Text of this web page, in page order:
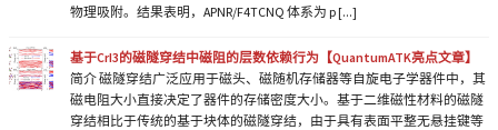
物理吸附。结果表明，APNR/F4TCNQ 体系为 p [...]
基于CrI3的磁隧穿结中磁阻的层数依赖行为【QuantumATK亮点文章】
简介 磁隧穿结广泛应用于磁头、磁随机存储器等自旋电子学器件中，其
磁电阻大小直接决定了器件的存储密度大小。基于二维磁性材料的磁隧
穿结相比于传统的基于块体的磁隧穿结，由于具有表面平整无悬挂键等